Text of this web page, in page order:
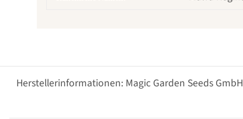
Herstellerinformationen: Magic Garden Seeds